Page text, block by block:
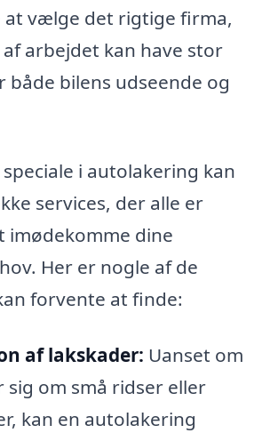
vælge det rigtige firma,
arbejdet kan have stor
både bilens udseende og
i autolakering kan
services, der alle er
imødekomme dine
Her er nogle af de
forvente at finde:
af lakskader: Uanset om
sig om små ridser eller
kan en autolakering